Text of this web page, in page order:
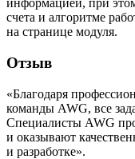
информацией, при
счета и алгоритме
на странице модуля.
Отзыв
«Благодаря
команды AWG, все
Специалисты AWG
и оказывают
и разработке».